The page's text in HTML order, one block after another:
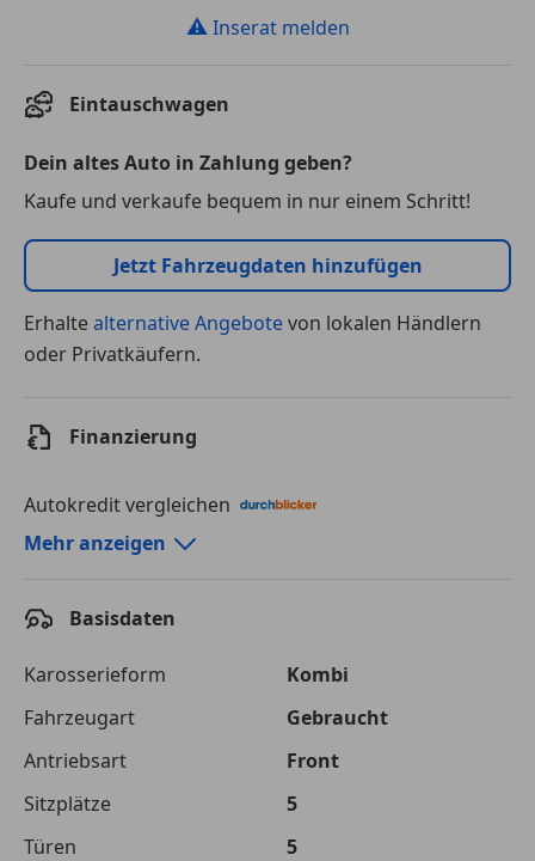
⚠ Inserat melden
Eintauschwagen
Dein altes Auto in Zahlung geben?
Kaufe und verkaufe bequem in nur einem Schritt!
Jetzt Fahrzeugdaten hinzufügen
Erhaltealternative Angebotevon lokalen Händlern
oder Privatkäufern.
Finanzierung
Autokredit vergleichen
Autokredit-Rechner von durchblicker.at
Laufzeit
120 Monate
Kreditbetrag
€ 20 000,-
Zu zahlender
Gesamtbetrag
€ 28 176,-
Mehr anzeigen
Basisdaten
Karosserieform
Kombi
Fahrzeugart
Gebraucht
Antriebsart
Front
Sitzplätze
5
Türen
5